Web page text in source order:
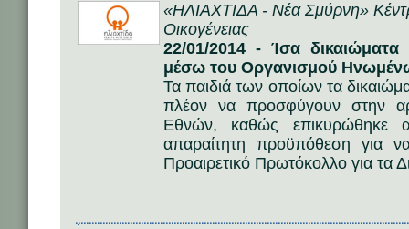
«ΗΛΙΑΧΤΙΔΑ - Νέα Σμύρνη»
Οικογένειας
22/01/2014 - Ίσα δικαιώματα
μέσω του Οργανισμού
Τα παιδιά των οποίων τα
πλέον να προσφύγουν στην
Εθνών, καθώς
απαραίτητη προϋπόθεση για
Προαιρετικό Πρωτόκολλο για τα